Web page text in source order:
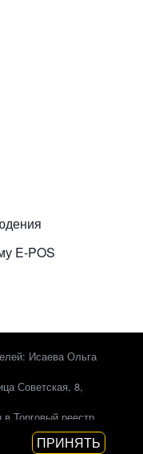
E-POS
Исаева Ольга
Советская, 8,
Торговый реестр
ПРИНЯТЬ